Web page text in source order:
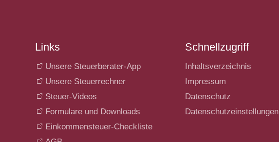
Links
Unsere Steuerberater-App
Unsere Steuerrechner
Steuer-Videos
Formulare und Downloads
Einkommensteuer-Checkliste
Schnellzugriff
Inhaltsverzeichnis
Impressum
Datenschutz
Datenschutzeinstellungen